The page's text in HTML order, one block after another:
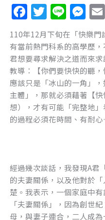
F
a
c
e
b
o
o
k
T
w
itt
er
Li
n
e
M
e
ss
e
n
g
er
110年12月下旬在「快樂
有當前熱門科系的高學歷
君想要尋求解決之道而來
教導：【你們要快快的聽
應該只是「冰山的一角」
主體」，那就必須藉著【
想），才有可能「完整地
的過程必須花時間、有耐
經過幾次談話，我發現A君
的夫妻關係，以及他對於
楚。我表示，一個家庭中
「夫妻關係」，因為創世
母，與妻子連合，二人成